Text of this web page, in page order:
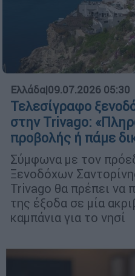
Ελλάδα|09.07.2026 05:30
Τελεσίγραφο
στην Trivago:
προβολής ή πάμε
Σύμφωνα με τον
Ξενοδόχων
Trivago θα πρέπει να
της έξοδα σε μία
καμπάνια για το νησί